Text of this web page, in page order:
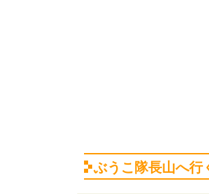
ぶうこ隊長山へ行